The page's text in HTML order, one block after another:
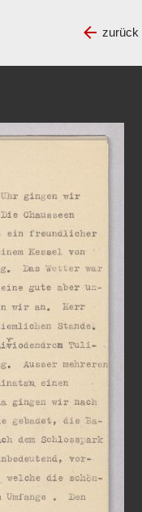
zurück